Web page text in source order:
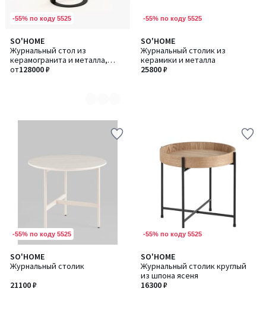
-55% по коду 5525
SO'HOME
Журнальный стол из
керамогранита и металла,
высокий
от128000 ₽
Количество
цветов:
2
-55% по коду 5525
SO'HOME
Журнальный столик из
керамики и металла
25800 ₽
-55% по коду 5525
SO'HOME
Журнальный столик
21100 ₽
-55% по коду 5525
SO'HOME
Журнальный столик круглый
из шпона ясеня
16300 ₽